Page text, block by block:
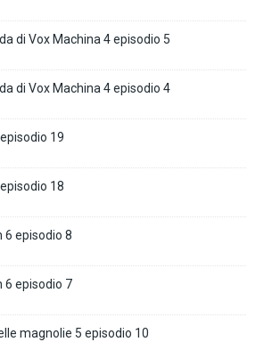
di Vox Machina 4 episodio 5
di Vox Machina 4 episodio 4
19
18
6 episodio 8
6 episodio 7
magnolie 5 episodio 10